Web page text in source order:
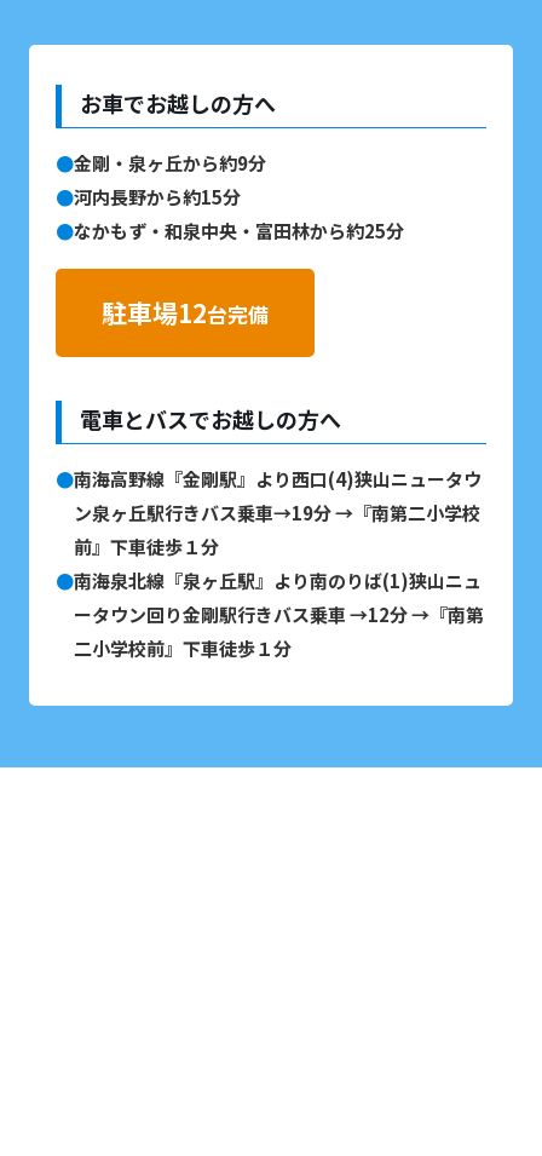
お車でお越しの方へ
金剛・泉ヶ丘から約9分
河内長野から約15分
なかもず・和泉中央・富田林から約25分
駐車場12台完備
電車とバスでお越しの方へ
南海高野線『金剛駅』より西口(4)狭山ニュータウ
ン泉ヶ丘駅行きバス乗車→19分 →『南第二小学校
前』下車徒歩１分
南海泉北線『泉ヶ丘駅』より南のりば(1)狭山ニュ
ータウン回り金剛駅行きバス乗車 →12分 →『南第
二小学校前』下車徒歩１分